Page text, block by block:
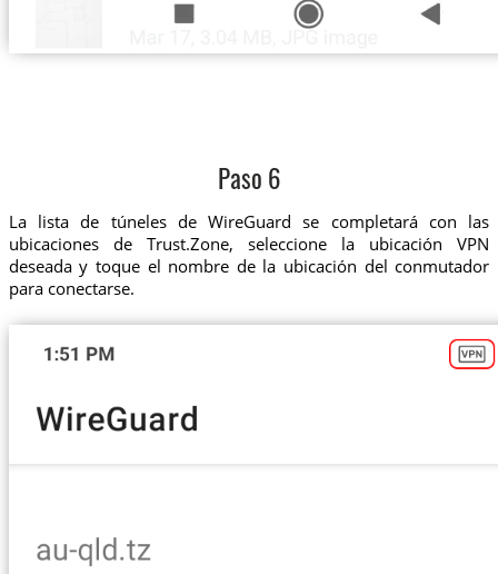
Paso 6
La lista de túneles de WireGuard se completará con las
ubicaciones de Trust.Zone, seleccione la ubicación VPN
deseada y toque el nombre de la ubicación del conmutador
para conectarse.